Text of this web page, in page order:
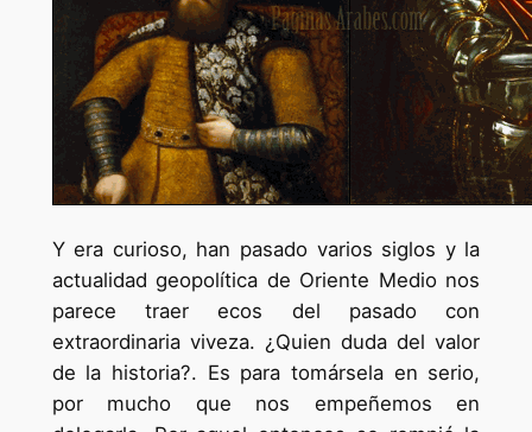
Y era curioso, han pasado varios siglos y la
actualidad geopolítica de Oriente Medio nos
parece traer ecos del pasado con
extraordinaria viveza. ¿Quien duda del valor
de la historia?. Es para tomársela en serio,
por mucho que nos empeñemos en